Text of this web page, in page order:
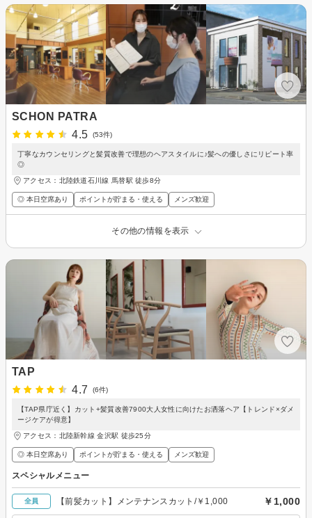
SCHON PATRA
4.5
(53件)
丁寧なカウンセリングと髪質改善で理想のヘアスタイルに♪髪への優しさにリピート率
◎
アクセス：北陸鉄道石川線 馬替駅 徒歩8分
◎ 本日空席あり ポイントが貯まる・使える メンズ歓迎
その他の情報を表示
TAP
4.7
(6件)
【TAP県庁近く】カット+髪質改善7900大人女性に向けたお洒落ヘア【トレンド×ダメ
ージケアが得意】
アクセス：北陸新幹線 金沢駅 徒歩25分
◎ 本日空席あり ポイントが貯まる・使える メンズ歓迎
スペシャルメニュー
全員 【前髪カット】メンテナンスカット/￥1,000 ￥1,000